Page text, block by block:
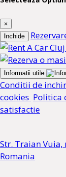
×
Inchide
Informatii utile
Conditii de
cookies Politica
satisfactie
Str. Traian Vuia,
Romania